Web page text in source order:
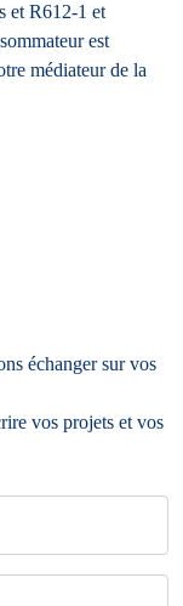
et R612-1 et
est
médiateur de la
échanger sur vos
vos projets et vos